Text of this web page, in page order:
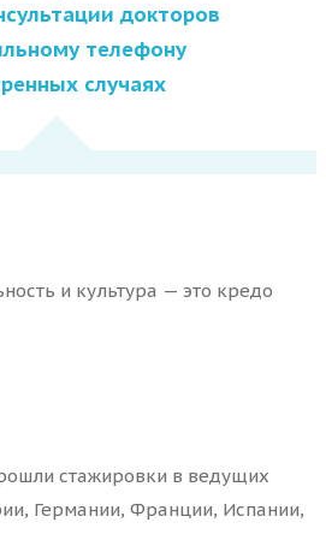
докторов
телефону
случаях
и культура — это кредо
стажировки в ведущих
Германии, Франции, Испании,